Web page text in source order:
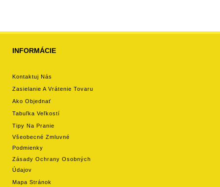
INFORMÁCIE
Kontaktuj Nás
Zasielanie A Vrátenie Tovaru
Ako Objednať
Tabuľka Veľkostí
Tipy Na Pranie
Všeobecné Zmluvné
Podmienky
Zásady Ochrany Osobných
Údajov
Mapa Stránok